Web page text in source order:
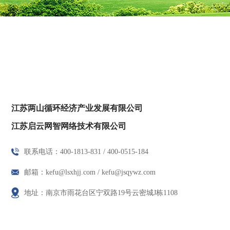
江苏两山循环经济产业发展有限公司
江苏启云网智网络技术有限公司
联系电话：400-1813-831 / 400-0515-184
邮箱：kefu@lsxhjj.com / kefu@jsqywz.com
地址：南京市雨花台区宁双路19号云密城J栋1108